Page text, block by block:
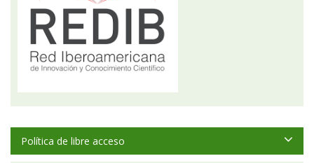
Política de libre acceso